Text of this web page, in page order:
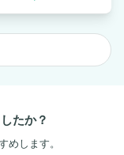
たか？
めします。